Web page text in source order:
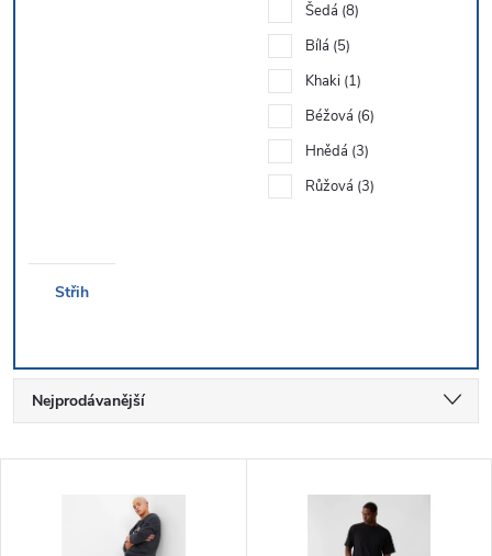
Šedá 8
Bílá 5
Khaki 1
Béžová 6
Hnědá 3
Růžová 3
Střih
Ř
a
Nejprodávanější